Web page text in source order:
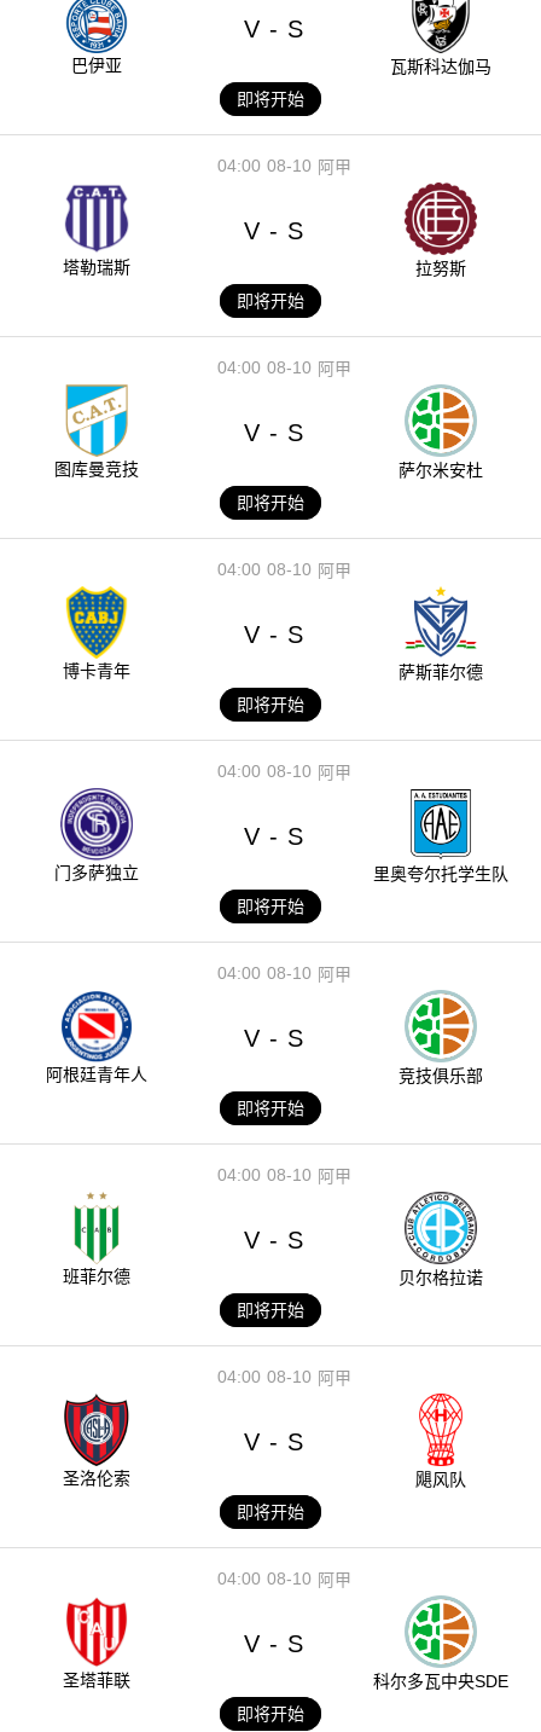
巴伊亚
V - S
瓦斯科达伽马
即将开始
08-10
04:00 阿甲
塔勒瑞斯
V - S
拉努斯
即将开始
08-10
04:00 阿甲
图库曼竞技
V - S
萨尔米安杜
即将开始
08-10
04:00 阿甲
博卡青年
V - S
萨斯菲尔德
即将开始
08-10
04:00 阿甲
门多萨独立
V - S
里奥夸尔托学生队
即将开始
08-10
04:00 阿甲
阿根廷青年人
V - S
竞技俱乐部
即将开始
08-10
04:00 阿甲
班菲尔德
V - S
贝尔格拉诺
即将开始
08-10
04:00 阿甲
圣洛伦索
V - S
飓风队
即将开始
08-10
04:00 阿甲
圣塔菲联
V - S
科尔多瓦中央SDE
即将开始